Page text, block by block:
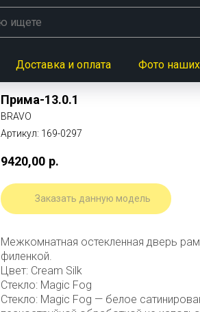
Доставка и оплата Фото
Прима-13.0.1
BRAVO
Артикул: 169-0297
9420,00 р.
Заказать данную модель
Межкомнатная остекленная дверь
филенкой.
Цвет: Cream Silk
Стекло: Magic Fog
Стекло: Magic Fog — белое